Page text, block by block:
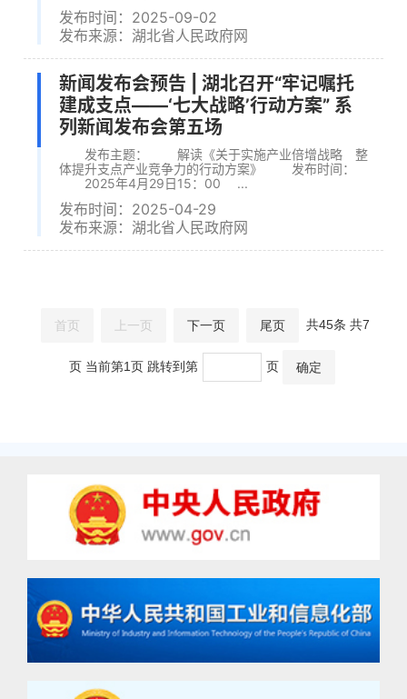
发布时间：2025-09-02
发布来源：湖北省人民政府网
新闻发布会预告 | 湖北召开“牢记嘱托
建成支点——‘七大战略’行动方案” 系
列新闻发布会第五场
发布主题： 解读《关于实施产业倍增战略 整
体提升支点产业竞争力的行动方案》 发布时间：
2025年4月29日15：00 ...
发布时间：2025-04-29
发布来源：湖北省人民政府网
首页 上一页 下一页 尾页 共45条 共7
页 当前第1页 跳转到第 页 确定